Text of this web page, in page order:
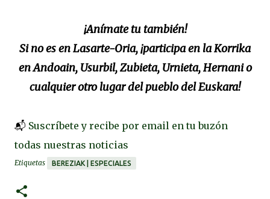
¡Anímate tu también!
Si no es en Lasarte-Oria, ¡participa en la Korrika
en Andoain, Usurbil, Zubieta, Urnieta, Hernani o
cualquier otro lugar del pueblo del Euskara!
📬 Suscríbete y recibe por email en tu buzón
todas nuestras noticias
Etiquetas BEREZIAK | ESPECIALES